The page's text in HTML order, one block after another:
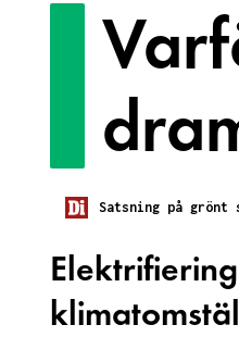
Satsning på grönt